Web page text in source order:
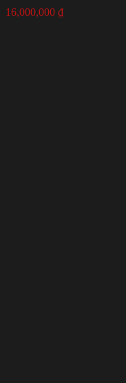
16,000,000 ₫